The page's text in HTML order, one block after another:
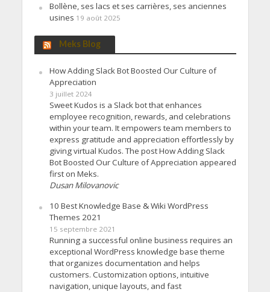
Bollène, ses lacs et ses carrières, ses anciennes
usines 19 août 2025
Meks Blog
How Adding Slack Bot Boosted Our Culture of
Appreciation
3 juillet 2024
Sweet Kudos is a Slack bot that enhances
employee recognition, rewards, and celebrations
within your team. It empowers team members to
express gratitude and appreciation effortlessly by
giving virtual Kudos. The post How Adding Slack
Bot Boosted Our Culture of Appreciation appeared
first on Meks.
Dusan Milovanovic
10 Best Knowledge Base & Wiki WordPress
Themes 2021
15 septembre 2021
Running a successful online business requires an
exceptional WordPress knowledge base theme
that organizes documentation and helps
customers. Customization options, intuitive
navigation, unique layouts, and fast